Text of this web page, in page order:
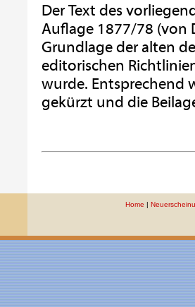
Der Text des
Auflage 1877/78 (von
Grundlage der alten
editorischen
wurde. Entsprechend
gekürzt und die
Home |